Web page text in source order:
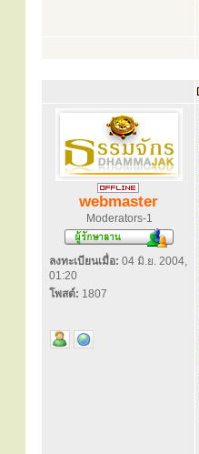
webmaster
Moderators-1
ลงทะเบียนเมื่อ: 04 มิ.ย. 2004,
01:20
โพสต์: 1807